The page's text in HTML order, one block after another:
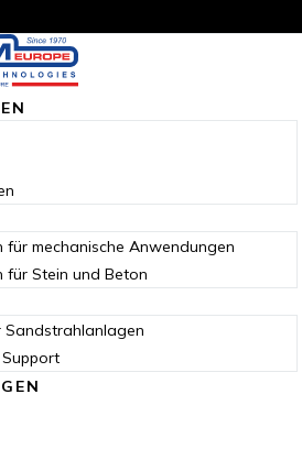
für mechanische Anwendungen
für Stein und Beton
Sandstrahlanlagen